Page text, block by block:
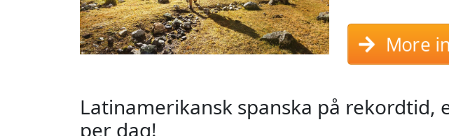
More
Latinamerikansk spanska på rekordtid,
per dag!